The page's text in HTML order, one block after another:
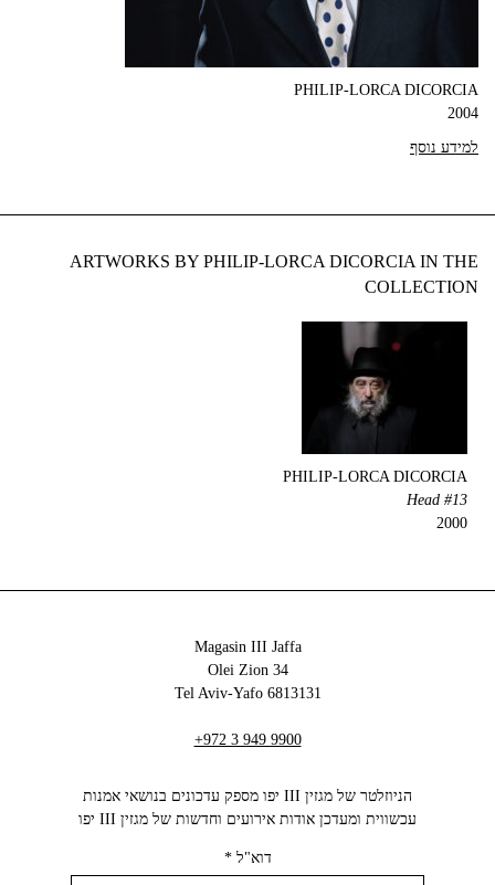
PHILIP-LORCA DICORCIA
2004
למידע נוסף
ARTWORKS BY PHILIP-LORCA DICORCIA IN THE
COLLECTION
PHILIP-LORCA DICORCIA
Head #13
2000
Magasin III Jaffa
34 Olei Zion
6813131 Tel Aviv-Yafo
+972 3 949 9900
הניוזלטר של מגזין III יפו מספק עדכונים בנושאי אמנות
עכשווית ומעדכן אודות אירועים וחדשות של מגזין III יפו‬
דוא"ל*